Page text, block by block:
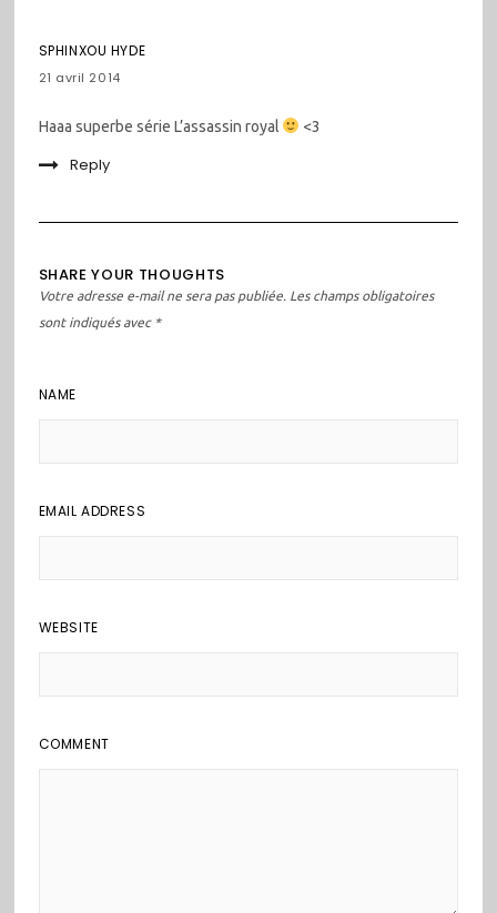
SPHINXOU HYDE
21 avril 2014
Haaa superbe série L’assassin royal <3
Reply
SHARE YOUR THOUGHTS
Votre adresse e-mail ne sera pas publiée. Les champs obligatoires
sont indiqués avec *
NAME
EMAIL ADDRESS
WEBSITE
COMMENT